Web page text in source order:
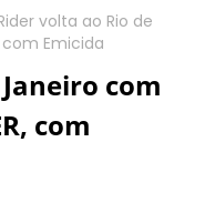
volta ao Rio de
com Emicida
com
com